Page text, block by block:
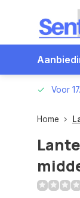
Voor
Home